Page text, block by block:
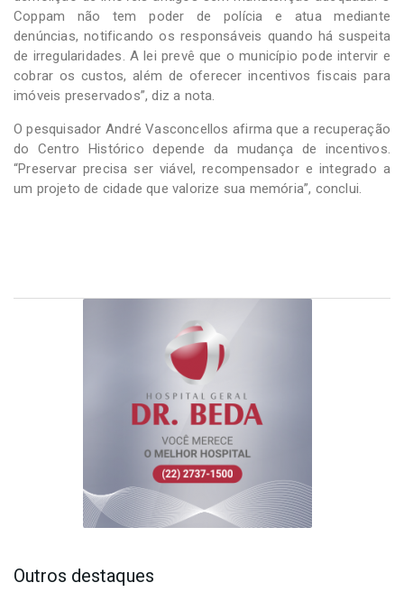
Coppam não tem poder de polícia e atua mediante
denúncias, notificando os responsáveis quando há suspeita
de irregularidades. A lei prevê que o município pode intervir e
cobrar os custos, além de oferecer incentivos fiscais para
imóveis preservados”, diz a nota.
O pesquisador André Vasconcellos afirma que a recuperação
do Centro Histórico depende da mudança de incentivos.
“Preservar precisa ser viável, recompensador e integrado a
um projeto de cidade que valorize sua memória”, conclui.
Outros destaques